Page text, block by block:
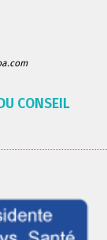
CONSEIL